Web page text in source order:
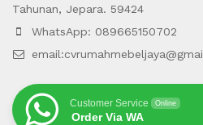
Tahunan, Jepara. 59424
WhatsApp: 089665150702
Customer Service Online
Order Via WA